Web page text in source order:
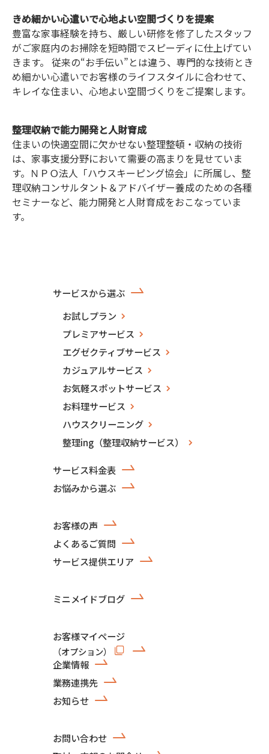
きめ細かい心遣いで心地よい空間づくりを提案
豊富な家事経験を持ち、厳しい研修を修了したスタッフ
がご家庭内のお掃除を短時間でスピーディに仕上げてい
きます。 従来の“お手伝い”とは違う、専門的な技術とき
め細かい心遣いでお客様のライフスタイルに合わせて、
キレイな住まい、心地よい空間づくりをご提案します。
整理収納で能力開発と人財育成
住まいの快適空間に欠かせない整理整頓・収納の技術
は、家事支援分野において需要の高まりを見せていま
す。ＮＰＯ法人「ハウスキーピング協会」に所属し、整
理収納コンサルタント＆アドバイザー養成のための各種
セミナーなど、能力開発と人財育成をおこなっていま
す。
サービスから選ぶ
お試しプラン
プレミアサービス
エグゼクティブサービス
カジュアルサービス
お気軽スポットサービス
お料理サービス
ハウスクリーニング
整理ing（整理収納サービス）
サービス料金表
お悩みから選ぶ
お客様の声
よくあるご質問
サービス提供エリア
ミニメイドブログ
お客様マイページ
（オプション）
企業情報
業務連携先
お知らせ
お問い合わせ